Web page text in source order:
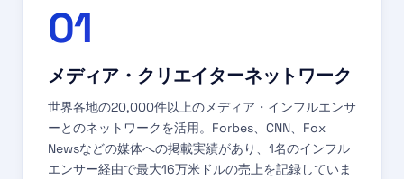
01
メディア・クリエイターネットワーク
世界各地の20,000件以上のメディア・インフルエンサ
ーとのネットワークを活用。Forbes、CNN、Fox
Newsなどの媒体への掲載実績があり、1名のインフル
エンサー経由で最大16万米ドルの売上を記録していま